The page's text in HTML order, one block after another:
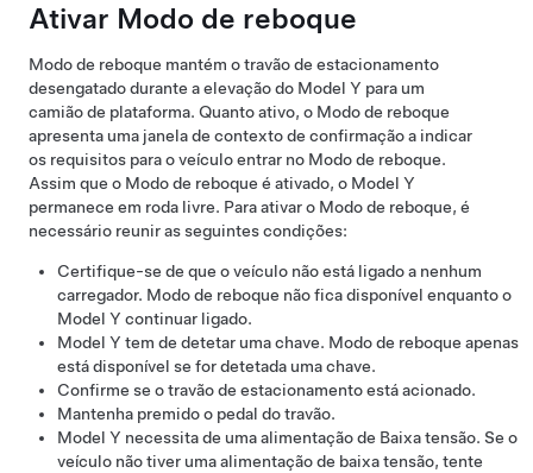
Ativar Modo de reboque
Modo de reboque mantém o travão de estacionamento
desengatado durante a elevação do Model Y para um
camião de plataforma. Quanto ativo, o Modo de reboque
apresenta uma janela de contexto de confirmação a indicar
os requisitos para o veículo entrar no Modo de reboque.
Assim que o Modo de reboque é ativado, o Model Y
permanece em roda livre. Para ativar o Modo de reboque, é
necessário reunir as seguintes condições:
Certifique-se de que o veículo não está ligado a nenhum
carregador. Modo de reboque não fica disponível enquanto o
Model Y continuar ligado.
Model Y tem de detetar uma chave. Modo de reboque apenas
está disponível se for detetada uma chave.
Confirme se o travão de estacionamento está acionado.
Mantenha premido o pedal do travão.
Model Y necessita de uma alimentação de Baixa tensão. Se o
veículo não tiver uma alimentação de baixa tensão, tente